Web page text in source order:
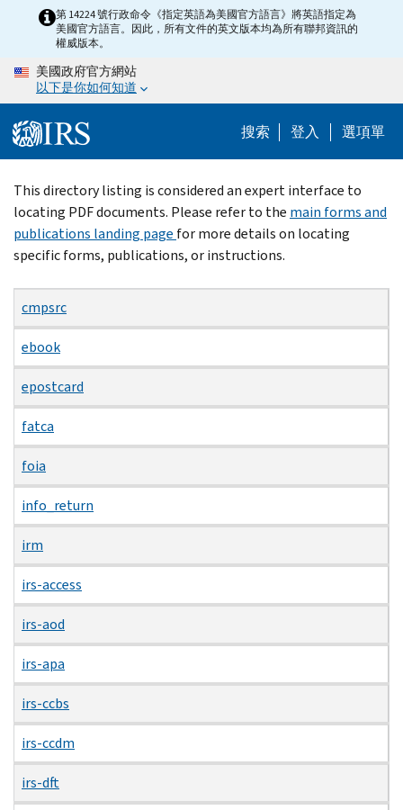
content
第 14224 號行政命令《指定英語為美國官方語言》將英語指定為
美國官方語言。因此，所有文件的英文版本均為所有聯邦資訊的
權威版本。
美國政府官方網站
以下是你如何知道
搜索 登入 選項單
Beginning
of
main
content
This directory listing is considered an expert interface to
locating PDF documents. Please refer to the main forms and
publications landing page for more details on locating
specific forms, publications, or instructions.
cmpsrc
ebook
epostcard
fatca
foia
info_return
irm
irs-access
irs-aod
irs-apa
irs-ccbs
irs-ccdm
irs-dft